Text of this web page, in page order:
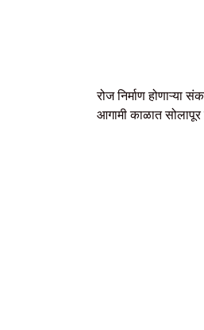
रोज निर्माण
आगामी काळात सोलापूर